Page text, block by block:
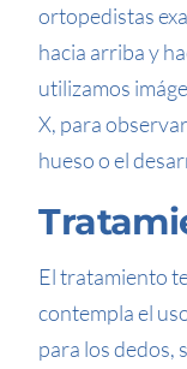
ortopedistas
hacia arriba y
utilizamos
X, para
hueso o el
El tratamiento
contempla el
para los dedos,